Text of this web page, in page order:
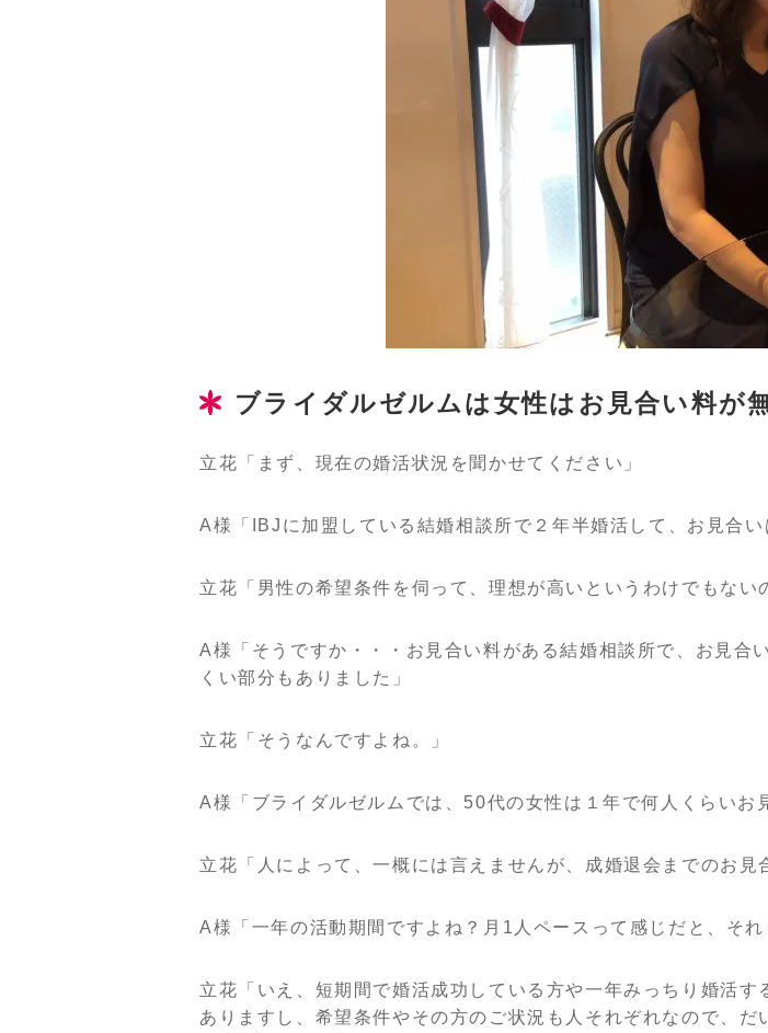
ブライダルゼルムは女性はお見合い料が
立花「まず、現在の婚活状況を聞かせてください」
A様「IBJに加盟している結婚相談所で２年半婚活して、お見合い
立花「男性の希望条件を伺って、理想が高いというわけでもない
A様「そうですか・・・お見合い料がある結婚相談所で、お見合
くい部分もありました」
立花「そうなんですよね。」
A様「ブライダルゼルムでは、50代の女性は１年で何人くらいお
立花「人によって、一概には言えませんが、成婚退会までのお見
A様「一年の活動期間ですよね？月1人ペースって感じだと、それ
立花「いえ、短期間で婚活成功している方や一年みっちり婚活
ありますし、希望条件やその方のご状況も人それぞれなので、